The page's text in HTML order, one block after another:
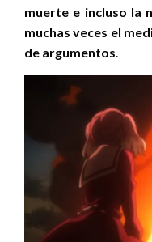
muerte e incluso la
muchas veces el
de argumentos